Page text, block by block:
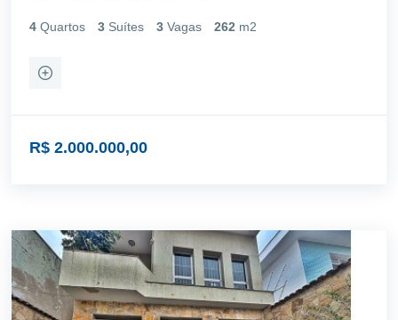
4 Quartos 3 Suítes 3 Vagas 262 m2
R$ 2.000.000,00